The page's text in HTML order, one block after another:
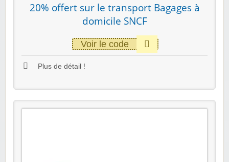
20% offert sur le transport Bagages à
domicile SNCF
Voir le code
Plus de détail !